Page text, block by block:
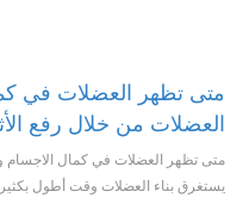
متى تظهر العضلات في
العضلات من خلال رفع
متى تظهر العضلات في كمال الاجسام
يستغرق بناء العضلات وقت أطول